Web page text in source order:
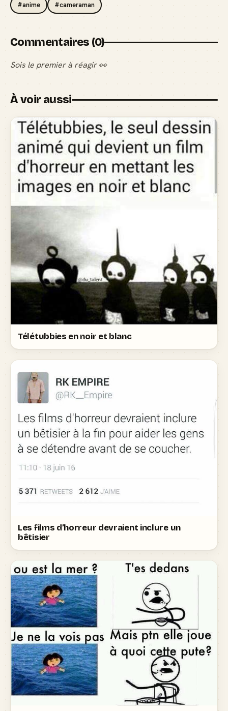
#anime #cameraman
Commentaires (0)
Sois le premier à réagir 👀
À voir aussi
Télétubbies en noir et blanc
Les films d’horreur devraient inclure un
bêtisier